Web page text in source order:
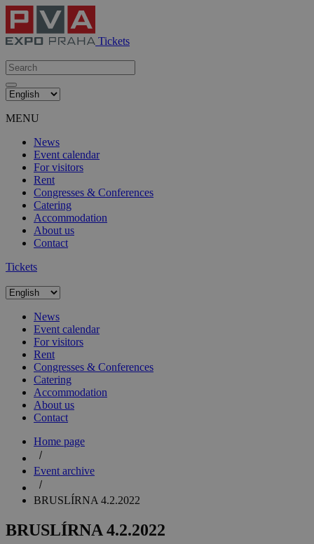
Tickets
MENU
News
Event calendar
For visitors
Rent
Congresses & Conferences
Catering
Accommodation
About us
Contact
Tickets
News
Event calendar
For visitors
Rent
Congresses & Conferences
Catering
Accommodation
About us
Contact
Home page
Event archive
BRUSLÍRNA 4.2.2022
BRUSLÍRNA 4.2.2022